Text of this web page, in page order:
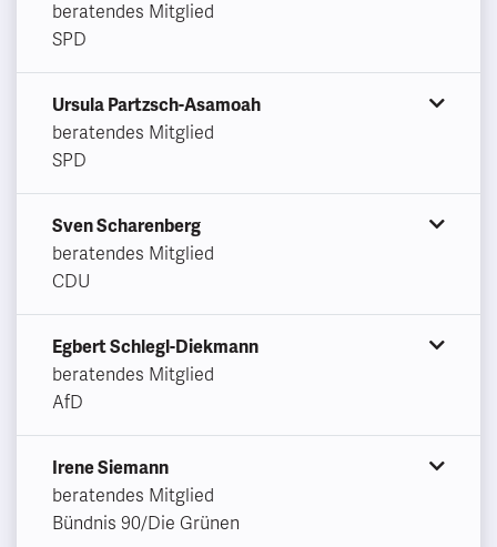
beratendes Mitglied
SPD
Ursula Partzsch-Asamoah
beratendes Mitglied
SPD
Sven Scharenberg
beratendes Mitglied
CDU
Egbert Schlegl-Diekmann
beratendes Mitglied
AfD
Irene Siemann
beratendes Mitglied
Bündnis 90/Die Grünen